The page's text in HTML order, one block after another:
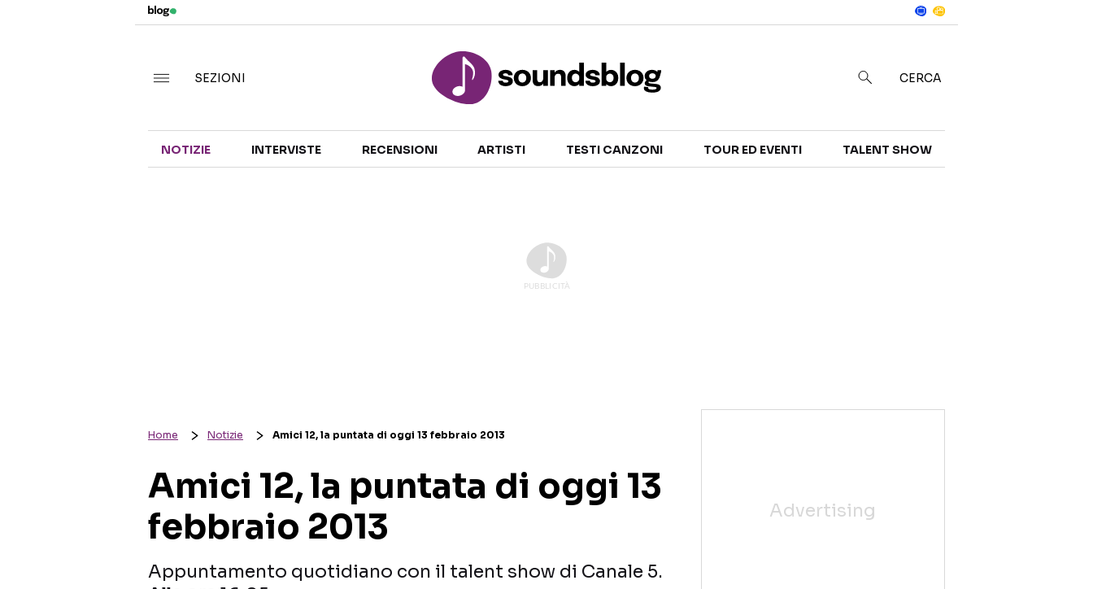
TALENT SHOW
SEZIONI CERCA
NOTIZIE INTERVISTE RECENSIONI ARTISTI TESTI CANZONI TOUR ED EVENTI TALENT SHOW
Home Notizie Amici 12, la puntata di oggi 13 febbraio 2013
Amici 12, la puntata di oggi 13
febbraio 2013
Appuntamento quotidiano con il talent show di Canale 5.